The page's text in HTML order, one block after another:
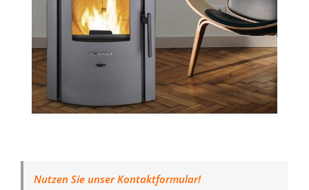
Nutzen Sie unser Kontaktformular!